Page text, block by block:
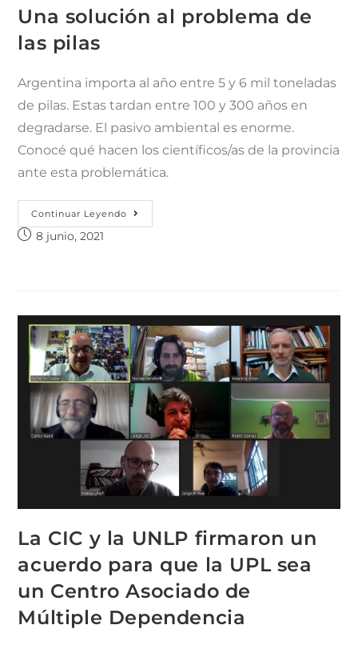
Una solución al problema de
las pilas
Argentina importa al año entre 5 y 6 mil toneladas
de pilas. Estas tardan entre 100 y 300 años en
degradarse. El pasivo ambiental es enorme.
Conocé qué hacen los científicos/as de la provincia
ante esta problemática.
Continuar Leyendo
8 junio, 2021
La CIC y la UNLP firmaron un
acuerdo para que la UPL sea
un Centro Asociado de
Múltiple Dependencia